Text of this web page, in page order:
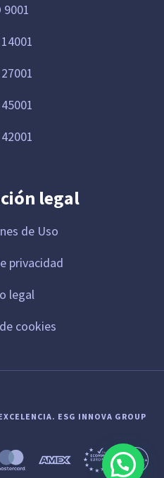
9001
legal
de Uso
privacidad
legal
cookies
ESG INNOVA GROUP